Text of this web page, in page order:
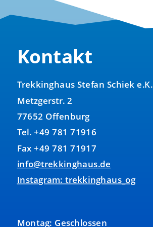
Kontakt
Trekkinghaus Stefan Schiek e.K.
Metzgerstr. 2
77652 Offenburg
Tel. +49 781 71916
Fax +49 781 71917
info@trekkinghaus.de
Instagram: trekkinghaus_og
Montag: Geschlossen